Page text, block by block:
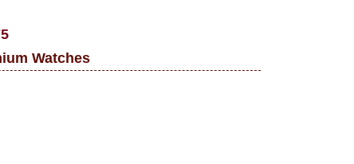
Watches